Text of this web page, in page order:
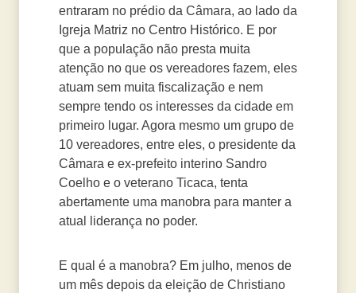
entraram no prédio da Câmara, ao lado da
Igreja Matriz no Centro Histórico. E por
que a população não presta muita
atenção no que os vereadores fazem, eles
atuam sem muita fiscalização e nem
sempre tendo os interesses da cidade em
primeiro lugar. Agora mesmo um grupo de
10 vereadores, entre eles, o presidente da
Câmara e ex-prefeito interino Sandro
Coelho e o veterano Ticaca, tenta
abertamente uma manobra para manter a
atual liderança no poder.
E qual é a manobra? Em julho, menos de
um mês depois da eleição de Christiano